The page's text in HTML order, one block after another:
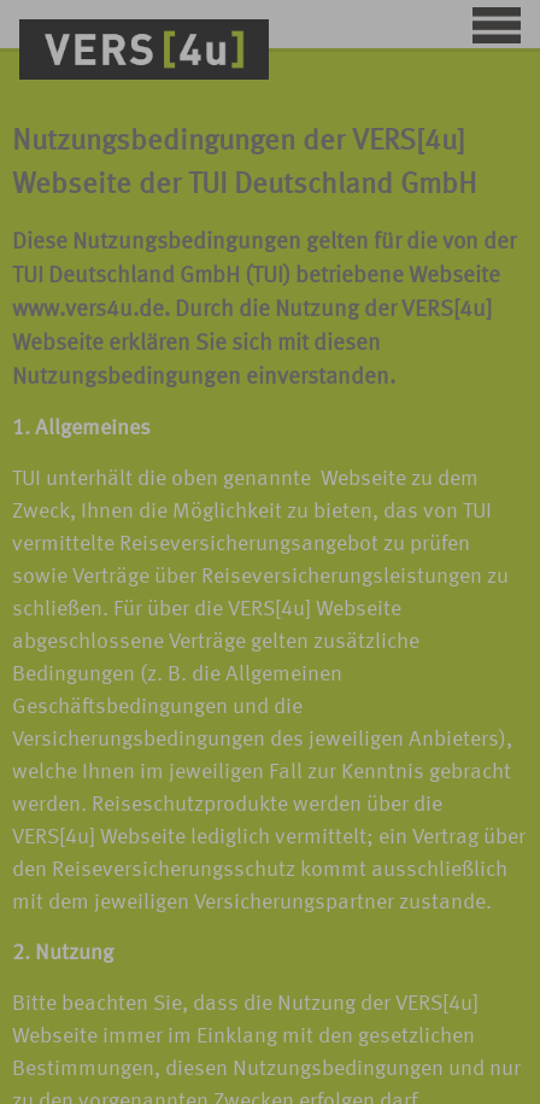
Nutzungsbedingungen der VERS[4u]
Webseite der TUI Deutschland GmbH
Diese Nutzungsbedingungen gelten für die von der
TUI Deutschland GmbH (TUI) betriebene Webseite
www.vers4u.de. Durch die Nutzung der VERS[4u]
Webseite erklären Sie sich mit diesen
Nutzungsbedingungen einverstanden.
1. Allgemeines
TUI unterhält die oben genannte Webseite zu dem
Zweck, Ihnen die Möglichkeit zu bieten, das von TUI
vermittelte Reiseversicherungsangebot zu prüfen
sowie Verträge über Reiseversicherungsleistungen zu
schließen. Für über die VERS[4u] Webseite
abgeschlossene Verträge gelten zusätzliche
Bedingungen (z. B. die Allgemeinen
Geschäftsbedingungen und die
Versicherungsbedingungen des jeweiligen Anbieters),
welche Ihnen im jeweiligen Fall zur Kenntnis gebracht
werden. Reiseschutzprodukte werden über die
VERS[4u] Webseite lediglich vermittelt; ein Vertrag über
den Reiseversicherungsschutz kommt ausschließlich
mit dem jeweiligen Versicherungspartner zustande.
2. Nutzung
Bitte beachten Sie, dass die Nutzung der VERS[4u]
Webseite immer im Einklang mit den gesetzlichen
Bestimmungen, diesen Nutzungsbedingungen und nur